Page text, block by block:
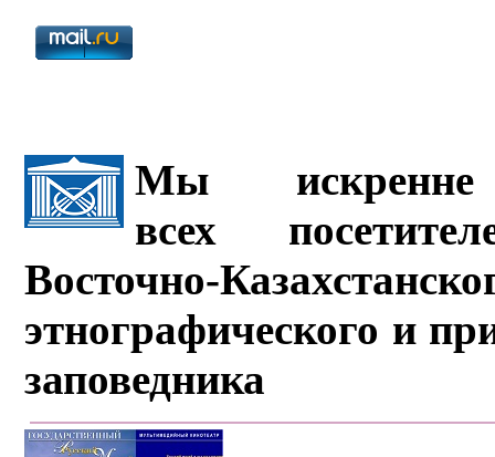
Мы искренне
всех
Восточно-
этнографического и
заповедника